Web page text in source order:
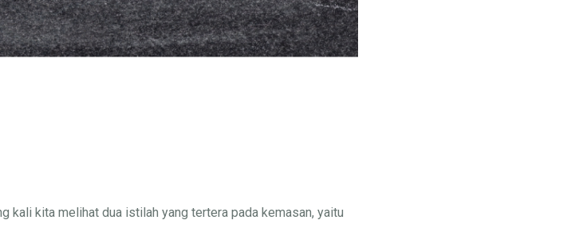
kali kita melihat dua istilah yang tertera pada kemasan, yaitu